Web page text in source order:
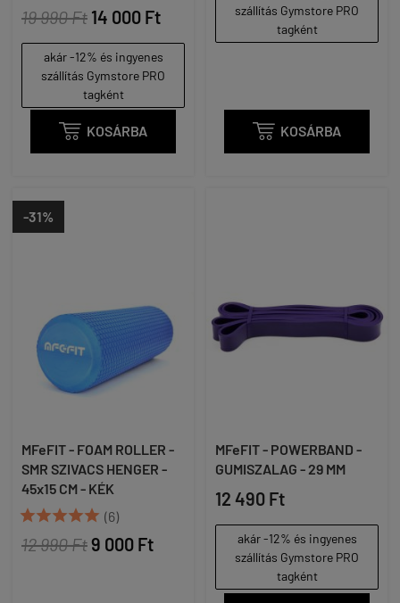
19 990 Ft 14 000 Ft
akár -12% és ingyenes
szállítás Gymstore PRO
tagként
 KOSÁRBA
szállítás Gymstore PRO
tagként
 KOSÁRBA
-31%
MFeFIT - FOAM ROLLER -
SMR SZIVACS HENGER -
45x15 CM - KÉK
 (6)
12 990 Ft9 000 Ft
MFeFIT - POWERBAND -
GUMISZALAG - 29 MM
12 490 Ft
akár -12% és ingyenes
szállítás Gymstore PRO
tagként